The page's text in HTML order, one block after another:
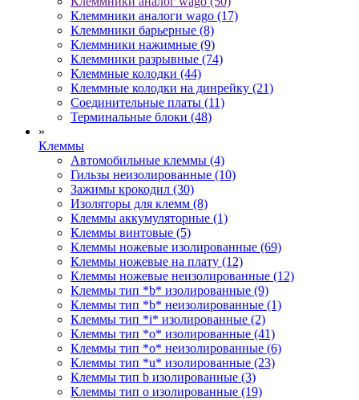
Клеммники аналоги wago (17)
Клеммники барьерные (8)
Клеммники нажимные (9)
Клеммники разрывные (74)
Клеммные колодки (44)
Клеммные колодки на динрейку (21)
Соединительные платы (11)
Терминальные блоки (48)
»
Клеммы
Автомобильные клеммы (4)
Гильзы неизолированные (10)
Зажимы крокодил (30)
Изоляторы для клемм (8)
Клеммы аккумуляторные (1)
Клеммы винтовые (5)
Клеммы ножевые изолированные (69)
Клеммы ножевые на плату (12)
Клеммы ножевые неизолированные (12)
Клеммы тип *b* изолированные (9)
Клеммы тип *b* неизолированные (1)
Клеммы тип *i* изолированные (2)
Клеммы тип *o* изолированные (41)
Клеммы тип *o* неизолированные (6)
Клеммы тип *u* изолированные (23)
Клеммы тип b изолированные (3)
Клеммы тип o изолированные (19)